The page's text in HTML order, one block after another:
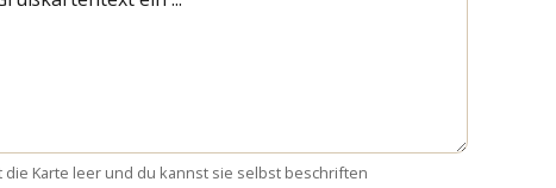
Karte leer und du kannst sie selbst beschriften